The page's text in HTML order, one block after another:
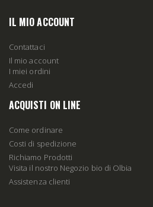
IL MIO ACCOUNT
Contattaci
Il mio account
I miei ordini
Accedi
ACQUISTI ON LINE
Come ordinare
Costi di spedizione
Richiamo Prodotti
Visita il nostro Negozio bio di Olbia
Assistenza clienti